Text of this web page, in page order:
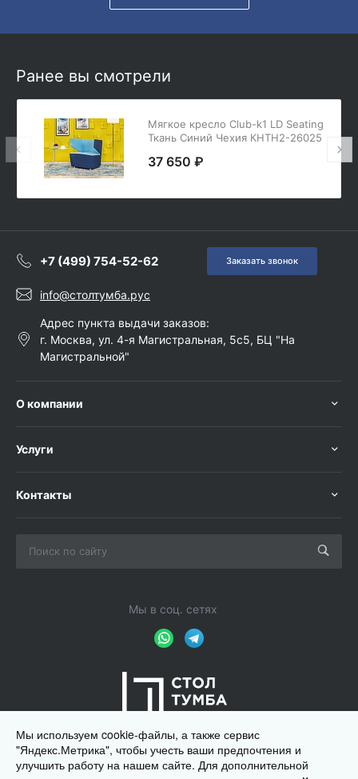
Ранее вы смотрели
Мягкое кресло Club-k1 LD Seating
Ткань Синий Чехия КНТН2-26025
37 650 ₽
+7 (499) 754-52-62 Заказать звонок
info@столтумба.рус
Адрес пункта выдачи заказов:
г. Москва, ул. 4-я Магистральная, 5с5, БЦ "На
Магистральной"
О компании
Услуги
Контакты
Мы в соц. сетях
Мы используем cookie-файлы, а также сервис
"Яндекс.Метрика", чтобы учесть ваши предпочтения и
улучшить работу на нашем сайте. Для дополнительной